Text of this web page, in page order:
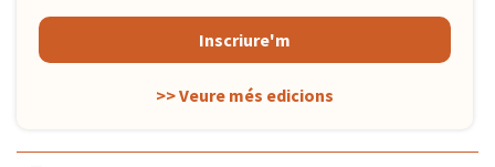
Inscriure'm
>> Veure més edicions